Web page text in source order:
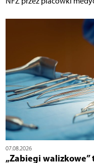
07.08.2026
„Zabiegi